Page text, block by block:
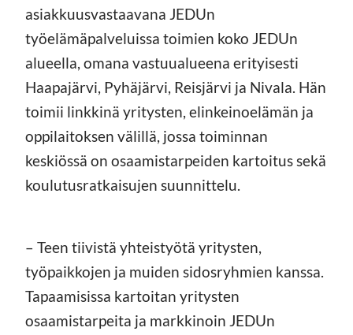
asiakkuusvastaavana JEDUn
työelämäpalveluissa toimien koko JEDUn
alueella, omana vastuualueena erityisesti
Haapajärvi, Pyhäjärvi, Reisjärvi ja Nivala. Hän
toimii linkkinä yritysten, elinkeinoelämän ja
oppilaitoksen välillä, jossa toiminnan
keskiössä on osaamistarpeiden kartoitus sekä
koulutusratkaisujen suunnittelu.
– Teen tiivistä yhteistyötä yritysten,
työpaikkojen ja muiden sidosryhmien kanssa.
Tapaamisissa kartoitan yritysten
osaamistarpeita ja markkinoin JEDUn